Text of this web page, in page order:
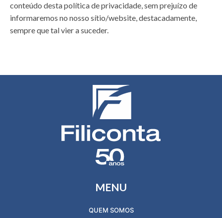
conteúdo desta política de privacidade, sem prejuízo de
informaremos no nosso sítio/website, destacadamente,
sempre que tal vier a suceder.
MENU
QUEM SOMOS